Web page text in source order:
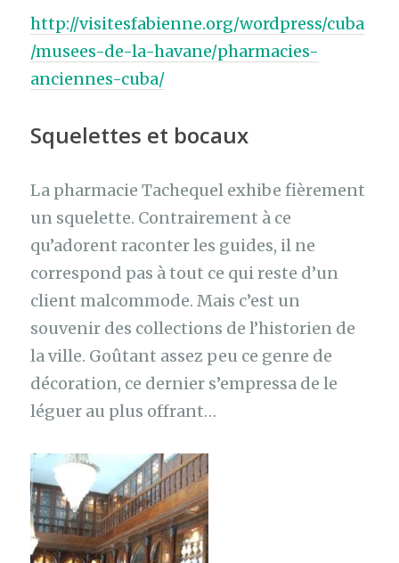
http://visitesfabienne.org/wordpress/cuba
/musees-de-la-havane/pharmacies-
anciennes-cuba/
Squelettes et bocaux
La pharmacie Tachequel exhibe fièrement
un squelette. Contrairement à ce
qu’adorent raconter les guides, il ne
correspond pas à tout ce qui reste d’un
client malcommode. Mais c’est un
souvenir des collections de l’historien de
la ville. Goûtant assez peu ce genre de
décoration, ce dernier s’empressa de le
léguer au plus offrant…